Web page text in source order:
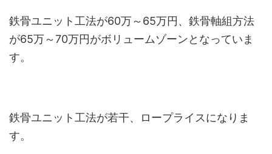
鉄骨ユニット工法が60万～65万円、鉄骨軸組方法
が65万～70万円がボリュームゾーンとなっていま
す。
鉄骨ユニット工法が若干、ロープライスになりま
す。